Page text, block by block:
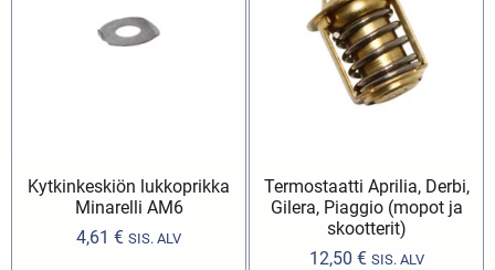
Kytkinkeskiön lukkoprikka
Minarelli AM6
4,61 € SIS. ALV
Termostaatti Aprilia, Derbi,
Gilera, Piaggio (mopot ja
skootterit)
12,50 € SIS. ALV